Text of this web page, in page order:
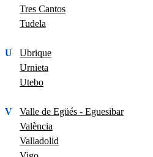
Tres Cantos
Tudela
U
Ubrique
Urnieta
Utebo
V
Valle de Egüés - Eguesibar
València
Valladolid